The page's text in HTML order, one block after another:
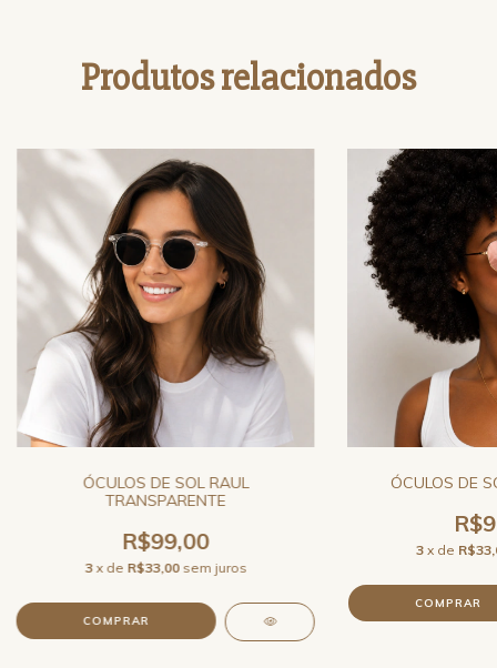
Produtos relacionados
ÓCULOS DE SOL RAUL
TRANSPARENTE
R$99,00
3 x de R$33,00 sem juros
ÓCULOS DE
3 x de